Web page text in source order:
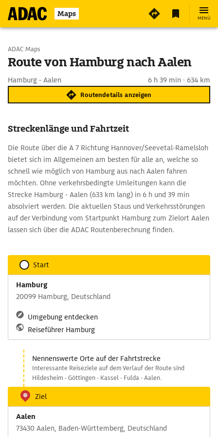
Maps MENÜ
Start wählen
ADAC Maps
Route von Hamburg nach Aalen
Hamburg - Aalen 6 h 39 min · 634 km
Routendetails anzeigen
Streckenlänge und Fahrtzeit
Die Route über die A 7 Richtung Hannover/Seevetal-Ramelsloh
bietet sich im Allgemeinen am besten für alle an, welche so
schnell wie möglich von Hamburg aus nach Aalen fahren
möchten. Ohne verkehrsbedingte Umleitungen kann die
Strecke Hamburg - Aalen (633 km lang) in 6 h und 39 min
absolviert werden. Die aktuellen Staus und Verkehrsstörungen
auf der Verbindung vom Startpunkt Hamburg zum Zielort Aalen
lassen sich über die ADAC Routenberechnung finden.
Start
Hamburg
20099 Hamburg, Deutschland
Umgebung entdecken
Reiseführer Hamburg
Nennenswerte Orte auf der Fahrtstrecke
Interessante Reiseziele auf dem Verlauf der Route sind
Hildesheim - Göttingen - Kassel - Fulda - Aalen.
Ziel
Aalen
73430 Aalen, Baden-Württemberg, Deutschland